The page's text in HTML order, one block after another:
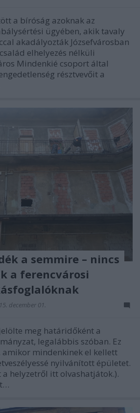
a bíróság azoknak az
ügyében, akik tavaly
akadályozták Józsefvárosban
elhelyezés nélküli
Mindenkié csoport által
résztvevőit a
a semmire – nincs
a ferencvárosi
december 01.
meg határidőként a
legalábbis szóban. Ez
amikor mindenkinek el kellett
nyilvánított épületet.
helyzetről itt olvashatjátok.).